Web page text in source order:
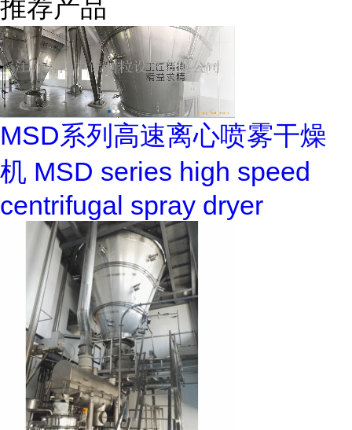
推荐产品
MSD系列高速离心喷雾干燥
机 MSD series high speed
centrifugal spray dryer